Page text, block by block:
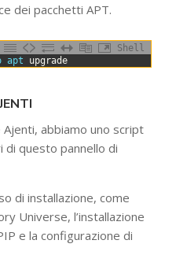
dei pacchetti APT.
Shell
apt upgrade
abbiamo uno script
questo pannello di
di installazione, come
Universe, l’installazione
e la configurazione di